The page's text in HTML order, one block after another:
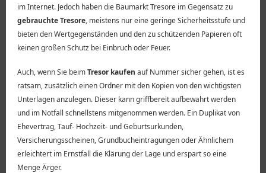
im Internet. Jedoch haben die Baumarkt Tresore im Gegensatz zu
gebrauchte Tresore, meistens nur eine geringe Sicherheitsstufe und
bieten den Wertgegenständen und den zu schützenden Papieren oft
keinen großen Schutz bei Einbruch oder Feuer.
Auch, wenn Sie beimTresor kaufen auf Nummer sicher gehen, ist es
ratsam, zusätzlich einen Ordner mit den Kopien von den wichtigsten
Unterlagen anzulegen. Dieser kann griffbereit aufbewahrt werden
und im Notfall schnellstens mitgenommen werden. Ein Duplikat von
Ehevertrag, Tauf- Hochzeit- und Geburtsurkunden,
Versicherungsscheinen, Grundbucheintragungen oder Ähnlichem
erleichtert im Ernstfall die Klärung der Lage und erspart so eine
Menge Ärger.